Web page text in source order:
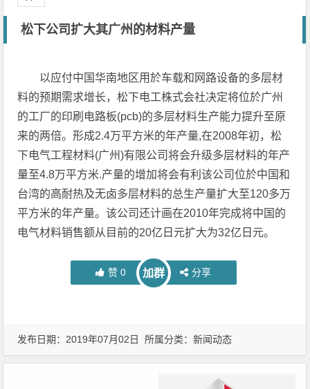
松下公司扩大其广州的材料产量
以应付中国华南地区用於车载和网路设备的多层材
料的预期需求增长，松下电工株式会社决定将位於广州
的工厂的印刷电路板(pcb)的多层材料生产能力提升至原
来的两倍。形成2.4万平方米的年产量,在2008年初，松
下电气工程材料(广州)有限公司将会升级多层材料的年产
量至4.8万平方米.产量的增加将会有利该公司位於中国和
台湾的高耐热及无卤多层材料的总生产量扩大至120多万
平方米的年产量。该公司还计画在2010年完成将中国的
电气材料销售额从目前的20亿日元扩大为32亿日元。
赞 0 加群 分享
发布日期：2019年07月02日 所属分类：新闻动态